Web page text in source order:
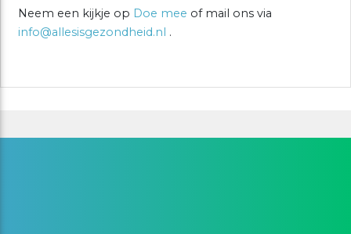
Neem een kijkje op Doe mee of mail ons via
info@allesisgezondheid.nl .